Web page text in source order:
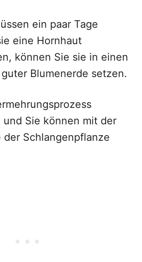
ein paar Tage
eine Hornhaut
können Sie sie in einen
Blumenerde setzen.
und Sie können mit der
Schlangenpflanze